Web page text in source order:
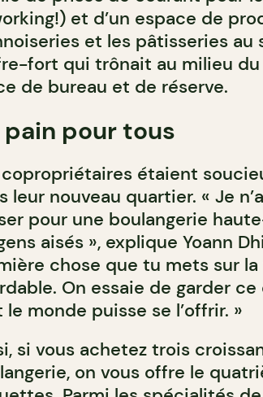
et d’un espace de
et les pâtisseries au
fort qui trônait au milieu
de bureau et de réserve.
pain pour tous
étaient
leur nouveau quartier. « Je
pour une boulangerie
aisés », explique Yoann
chose que tu mets sur
On essaie de garder
monde puisse se l’offrir. »
si vous achetez trois
on vous offre le